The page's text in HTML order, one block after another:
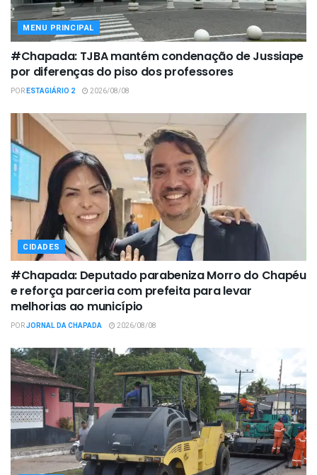
MENU PRINCIPAL
#Chapada: TJBA mantém condenação de Jussiape
por diferenças do piso dos professores
PORESTAGIÁRIO 2 2026/08/08
CIDADES
#Chapada: Deputado parabeniza Morro do Chapéu
e reforça parceria com prefeita para levar
melhorias ao município
PORJORNAL DA CHAPADA 2026/08/08